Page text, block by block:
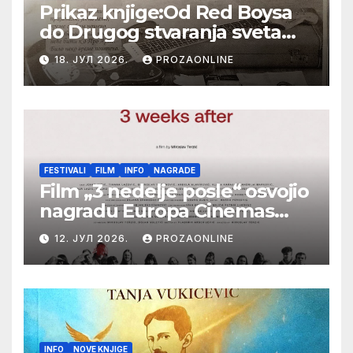
Prikaz knjige:Od Red Boysa
do Drugog stvaranja sveta
(bilo neko vreme pošteno)
(autor- Zlatomira Sremca,
Botoš 2022. godine,
samizdat)
18. ЈУЛ 2026. PROZAONLINE
FESTIVALI FILM INFO NAGRADE
Film „3 nedelje posle“ osvojio
nagradu Europa Cinemas
Label na Filmskom festivalu
u Karlovim Varima
12. ЈУЛ 2026. PROZAONLINE
INFO NOVE KNJIGE